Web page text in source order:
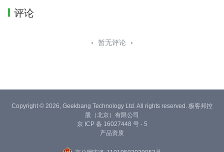
评论
暂无评论
Copyright © 2026, Geekbang Technology Ltd. All rights reserved. 极客邦控
股（北京）有限公司
京 ICP 备 16027448 号 - 5
产品资质